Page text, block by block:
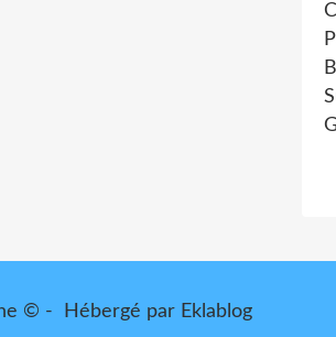
© - Hébergé par Eklablog